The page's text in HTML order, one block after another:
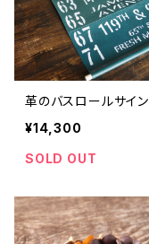
革のバスロールサイン
¥14,300
SOLD OUT